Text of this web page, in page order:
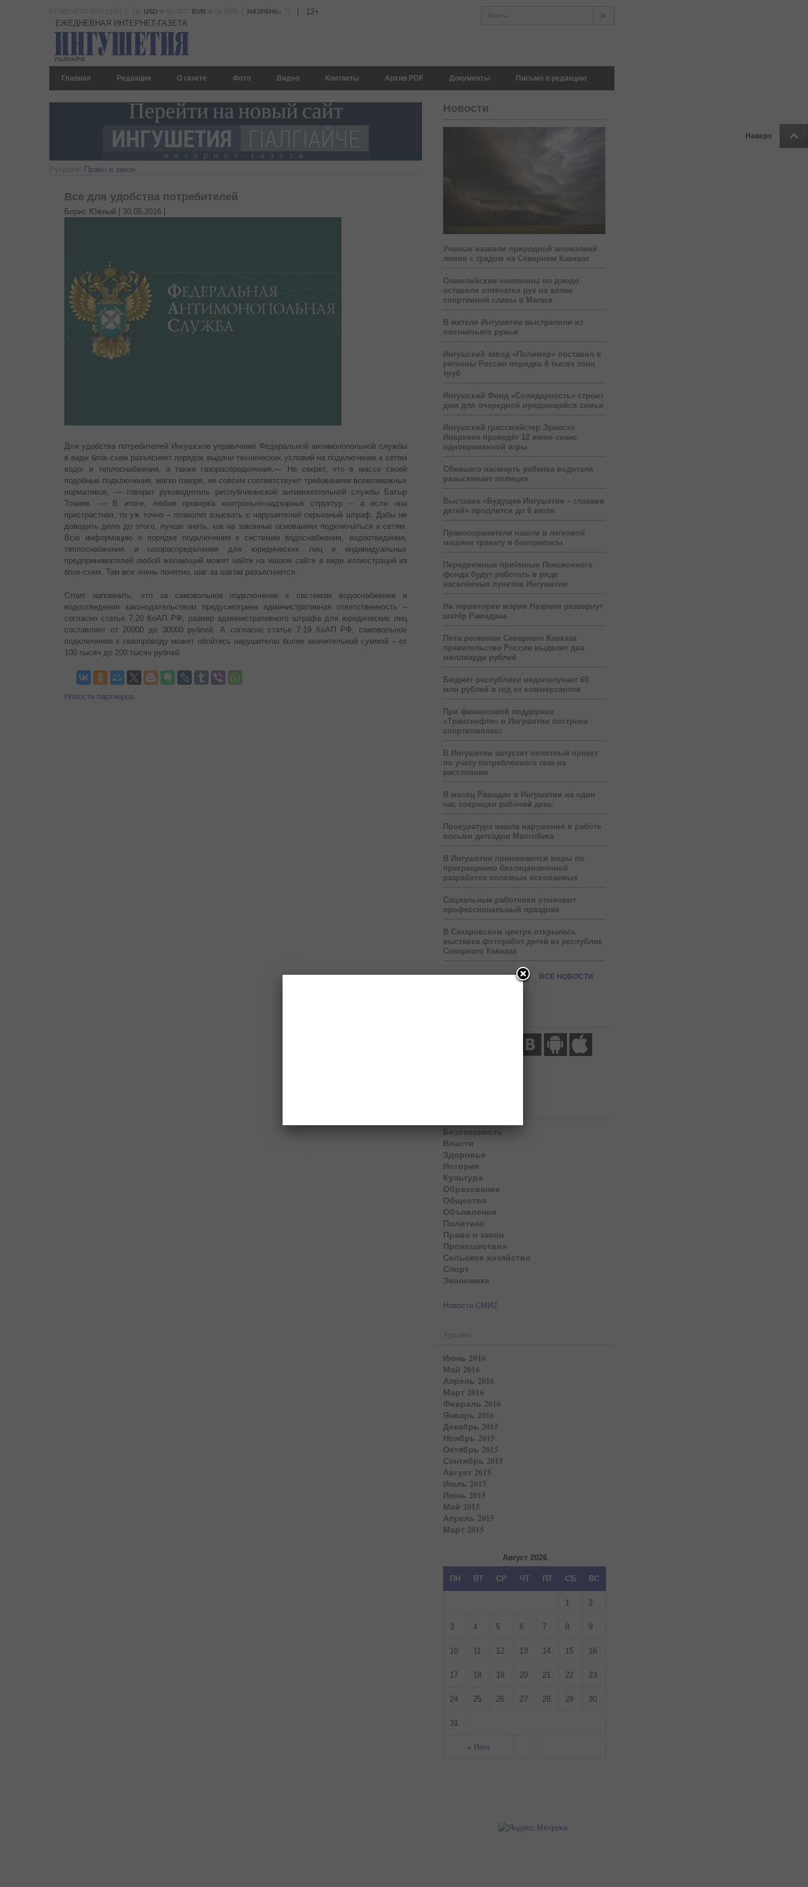
Наверх
USD EUR НАЗРАНЬ: 12+ Искать
ЕЖЕДНЕВНАЯ ИНТЕРНЕТ-ГАЗЕТА
Главная Редакция О газете Фото Видео Контакты Архив PDF Документы Письмо в редакцию
Рубрики: Право и закон
Все для удобства потребителей
Борис Южный | 30.05.2016
Для удобства потребителей Ингушское управление Федеральной антимонопольной службы
в виде блок-схем разъясняет порядок выдачи технических условий на подключение к сетям
водо- и теплоснабжения, а также газораспределения.— Не секрет, что в массе своей
подобные подключения, мягко говоря, не совсем соответствуют требованиям всевозможных
нормативов, — говорит руководитель республиканской антимонопольной службы Батыр
Точиев. — В итоге, любая проверка контрольно-надзорных структур – а если она
пристрастная, то уж точно – позволит взыскать с нарушителей серьезный штраф. Дабы не
доводить дело до этого, лучше знать, как на законных основаниях подключаться к сетям.
Всю информацию о порядке подключения к системам водоснабжения, водоотведения,
теплоснабжения и газораспределения для юридических лиц и индивидуальных
предпринимателей любой желающий может найти на нашем сайте в виде иллюстраций из
блок-схем. Там все очень понятно, шаг за шагом разъясняется.
Стоит напомнить, что за самовольное подключение к системам водоснабжения и
водоотведения законодательством предусмотрена административная ответственность –
согласно статье 7.20 КоАП РФ, размер административного штрафа для юридических лиц
составляет от 20000 до 30000 рублей. А согласно статье 7.19 КоАП РФ, самовольное
подключение к газопроводу может обойтись нарушителю более значительной суммой – от
100 тысяч до 200 тысяч рублей.
Новости партнеров
Новости
Ученые назвали природной аномалией
ливни с градом на Северном Кавказе
Олимпийские чемпионы по дзюдо
оставили отпечатки рук на аллее
спортивной славы в Магасе
В жителя Ингушетии выстрелили из
охотничьего ружья
Ингушский завод «Полимер» поставил в
регионы России порядка 4 тысяч тонн
труб
Ингушский Фонд «Солидарность» строит
дом для очередной нуждающейся семьи
Ингушский гроссмейстер Эрнесто
Инаркиев проведёт 12 июня сеанс
одновременной игры
Сбившего насмерть ребенка водителя
разыскивает полиция
Выставка «Будущее Ингушетии – глазами
детей» продлится до 6 июля
Правоохранители нашли в легковой
машине гранату и боеприпасы
Передвижные приёмные Пенсионного
фонда будут работать в ряде
населённых пунктов Ингушетии
На территории мэрии Назрани развернут
шатёр Рамадана
Пяти регионам Северного Кавказа
правительство России выделит два
миллиарда рублей
Бюджет республики недополучает 60
млн рублей в год от коммерсантов
При финансовой поддержке
«Транснефти» в Ингушетии построен
спорткомплекс
В Ингушетии запустят пилотный проект
по учету потребленного газа на
расстоянии
В месяц Рамадан в Ингушетии на один
час сокращен рабочий день
Прокуратура нашла нарушения в работе
восьми детсадов Малгобека
В Ингушетии принимаются меры по
прекращению безлицензионной
разработки полезных ископаемых
Социальные работники отмечают
профессиональный праздник
В Сахаровском центре открылась
выставка фоторабот детей из республик
Северного Кавказа
ВСЕ НОВОСТИ
Безопасность
Власти
Здоровье
История
Культура
Образование
Общество
Объявления
Политика
Право и закон
Происшествия
Сельское хозяйство
Спорт
Экономика
Новости СМИ2
Архивы
Июнь 2016
Май 2016
Апрель 2016
Март 2016
Февраль 2016
Январь 2016
Декабрь 2015
Ноябрь 2015
Октябрь 2015
Сентябрь 2015
Август 2015
Июль 2015
Июнь 2015
Май 2015
Апрель 2015
Март 2015
Август 2026
ПН ВТ СР ЧТ ПТ СБ ВС
« Июн
1 2
3 4 5 6 7 8 9
10 11 12 13 14 15 16
17 18 19 20 21 22 23
24 25 26 27 28 29 30
31